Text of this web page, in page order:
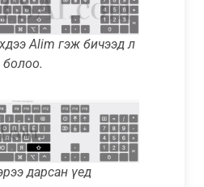
Alim гэж бичээд л
болоо.
дарсан үед